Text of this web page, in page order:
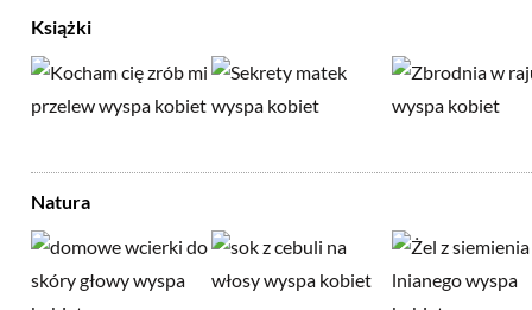
Książki
Natura